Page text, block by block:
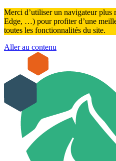
Merci d’utiliser un navigateur
Edge, …) pour profiter d’une
toutes les fonctionnalités du site.
Aller au contenu